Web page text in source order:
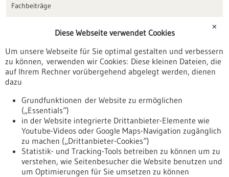
Fachbeiträge
Veranstaltungen
Erscheinungsdatum
Nach oben
✕
Diese Webseite verwendet Cookies
Um unsere Webseite für Sie optimal gestalten und verbessern
zu können, verwenden wir Cookies: Diese kleinen Dateien, die
auf Ihrem Rechner vorübergehend abgelegt werden, dienen
dazu
Grundfunktionen der Website zu ermöglichen
(„Essentials“)
in der Website integrierte Drittanbieter-Elemente wie
Youtube-Videos oder Google Maps-Navigation zugänglich
zu machen („Drittanbieter-Cookies“)
Statistik- und Tracking-Tools betreiben zu können um zu
verstehen, wie Seitenbesucher die Website benutzen und
um Optimierungen für Sie umsetzen zu können